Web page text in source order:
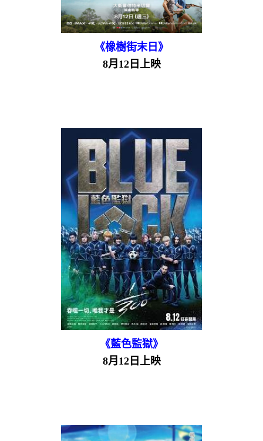
《橡樹街末日》
8月12日上映
《藍色監獄》
8月12日上映